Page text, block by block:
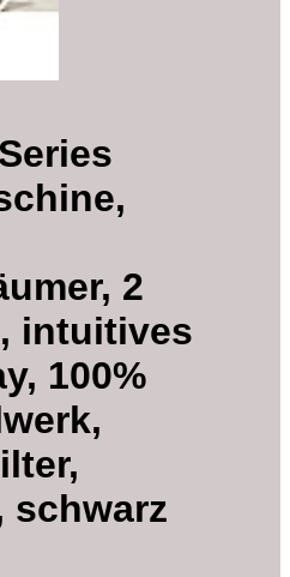
2
intuitives
100%
schwarz